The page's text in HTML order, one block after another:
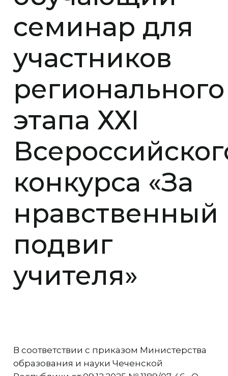
семинар для
участников
регионального
этапа ХХІ
конкурса «За
нравственный
подвиг
учителя»
В соответствии с приказом Министерства
образования и науки Чеченской